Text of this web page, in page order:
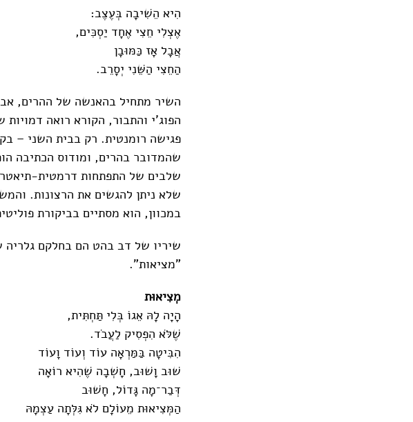
הִיא הֵשִׁיבָה בְּעֶצֶב:
אֶצְלִי חֵצִי אֶחָד יַסְכִּים,
אֲבָל אָז כַּמּוּבָן
הַחֵצִי הַשֵּׁנִי יְסָרֵב.
השיר מתחיל בהאנשה של ההרים,
הפוג'י והתבור, הקורא רואה
פגישה רומנטית. רק בבית השני –
שהמדובר בהרים, ומודוס הכתיבה
שלבים של התפתחות דרמטית-
שלא ניתן להגשים את הרצונות.
במכוון, הוא מסתיים בביקורת
שיריו של דב בהט הם בחלקם גלריה
"מציאות".
מְצִיאוּת
הָיָה לָהּ אֵגוֹ בְּלִי תַּחְתִּית,
שֶׁלֹּא הִפְסִיק לַעֲבֹד.
הִבִּיטָה בַּמַּרְאָה עוֹד וְעוֹד וָעוֹד
שׁוּב וָשׁוּב, חָשְׁבָה שֶׁהִיא רוֹאָה
דְּבַר־מָה גָּדוֹל, חָשׁוּב
הַמְּצִיאוּת מֵעוֹלָם לֹא גִּלְּתָה עַצְמָהּ